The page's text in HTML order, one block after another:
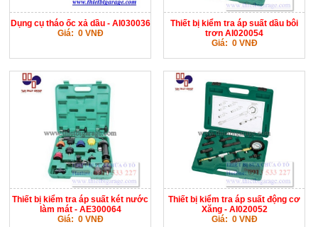
Dụng cụ tháo ốc xả dầu - AI030036
Giá: 0 VNĐ
Thiết bị kiểm tra áp suất dầu bôi
trơn AI020054
Giá: 0 VNĐ
Thiết bị kiểm tra áp suất két nước
làm mát - AE300064
Giá: 0 VNĐ
Thiết bị kiểm tra áp suất động cơ
Xăng - AI020052
Giá: 0 VNĐ